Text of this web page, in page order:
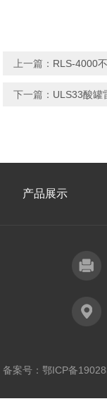
上一篇： RLS-4000
下一篇： ULS33酸罐
产品展示
案号： 鄂ICP备